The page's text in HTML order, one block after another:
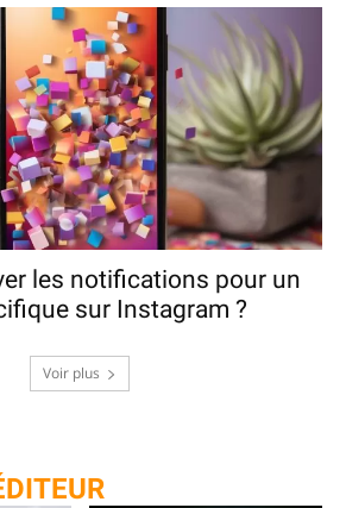
les notifications pour un
sur Instagram ?
Voir plus